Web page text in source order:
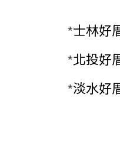
*士林好
*北投好
*淡水好